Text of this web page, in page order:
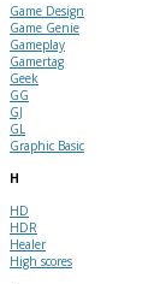
Game Design
Game Genie
Gameplay
Gamertag
Geek
GG
GJ
GL
Graphic Basic
H
HD
HDR
Healer
High scores